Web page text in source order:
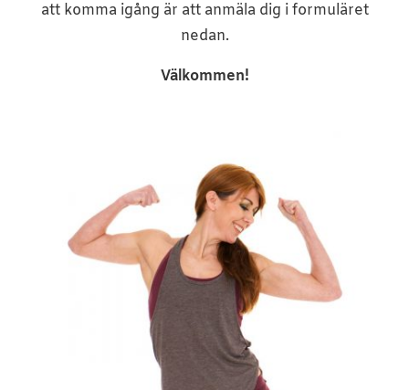
att komma igång är att anmäla dig i formuläret
nedan.
Välkommen!